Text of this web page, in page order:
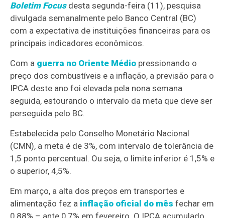
Boletim Focus desta segunda-feira (11), pesquisa
divulgada semanalmente pelo Banco Central (BC)
com a expectativa de instituições financeiras para os
principais indicadores econômicos.
Com a guerra no Oriente Médio pressionando o
preço dos combustíveis e a inflação, a previsão para o
IPCA deste ano foi elevada pela nona semana
seguida, estourando o intervalo da meta que deve ser
perseguida pelo BC.
Estabelecida pelo Conselho Monetário Nacional
(CMN), a meta é de 3%, com intervalo de tolerância de
1,5 ponto percentual. Ou seja, o limite inferior é 1,5% e
o superior, 4,5%.
Em março, a alta dos preços em transportes e
alimentação fez a inflação oficial do mês fechar em